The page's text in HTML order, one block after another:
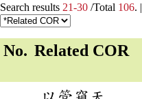
Search results 21-30 /Total 106. |
No. Related COR